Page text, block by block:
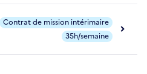
Contrat de mission intérimaire
35h/semaine